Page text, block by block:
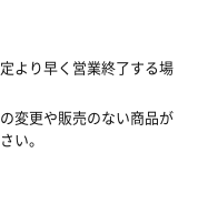
より早く営業終了する場
変更や販売のない商品が
い。